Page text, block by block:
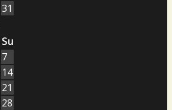
31
Su
7
14
21
28